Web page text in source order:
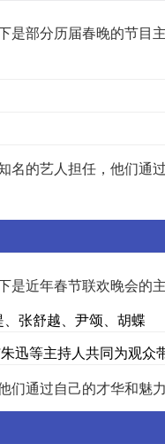
部分历届春晚的节目
的艺人担任，他们通
近年春节联欢晚会的
张舒越、尹颂、胡蝶
等主持人共同为观众
通过自己的才华和魅